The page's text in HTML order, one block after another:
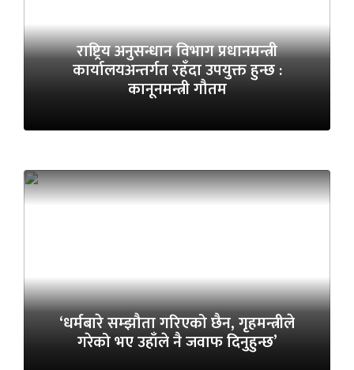
राष्ट्रिय अनुसन्धान विभाग प्रधानमन्त्री
कार्यालयअन्तर्गत रहँदा उपयुक्त हुन्छ :
कानूनमन्त्री गौतम
‘धर्मबारे सम्झौता गरिएको छैन, गृहमन्त्रीले
गरेको भए उहाँले नै जवाफ दिनुहुन्छ’